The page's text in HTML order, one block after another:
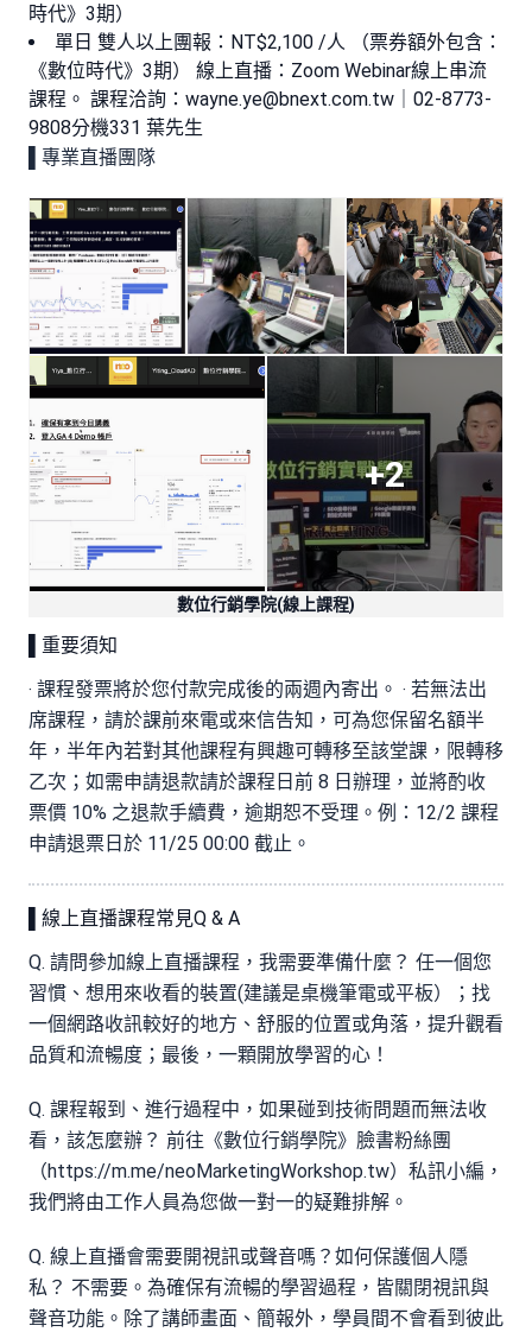
時代》3期）
單日 雙人以上團報：NT$2,100 /人 （票券額外包含：
《數位時代》3期） 線上直播：Zoom Webinar線上串流
課程。 課程洽詢： wayne.ye@bnext.com.tw ｜02-8773-
9808分機331 葉先生
▌專業直播團隊
+2
數位行銷學院(線上課程)
▌重要須知
‧ 課程發票將於您付款完成後的兩週內寄出。 ‧ 若無法出
席課程，請於課前來電或來信告知，可為您保留名額半
年，半年內若對其他課程有興趣可轉移至該堂課，限轉移
乙次；如需申請退款請於課程日前 8 日辦理，並將酌收
票價 10% 之退款手續費，逾期恕不受理。例：12/2 課程
申請退票日於 11/25 00:00 截止。
▌線上直播課程常見Q & A
Q. 請問參加線上直播課程，我需要準備什麼？ 任一個您
習慣、想用來收看的裝置(建議是桌機筆電或平板）；找
一個網路收訊較好的地方、舒服的位置或角落，提升觀看
品質和流暢度；最後，一顆開放學習的心！
Q. 課程報到、進行過程中，如果碰到技術問題而無法收
看，該怎麼辦？ 前往《數位行銷學院》臉書粉絲團
（https://m.me/neoMarketingWorkshop.tw）私訊小編，
我們將由工作人員為您做一對一的疑難排解。
Q. 線上直播會需要開視訊或聲音嗎？如何保護個人隱
私？ 不需要。為確保有流暢的學習過程，皆關閉視訊與
聲音功能。除了講師畫面、簡報外，學員間不會看到彼此